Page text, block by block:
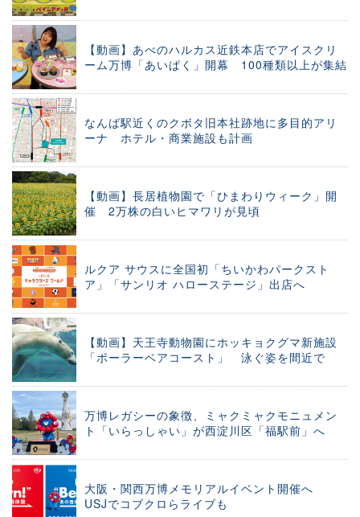
【動画】あべのハルカス近鉄本店でアイスクリ
ーム万博「あいぱく」開幕 100種類以上が集結
なんば駅近くのクボタ旧本社跡地に多目的アリ
ーナ ホテル・商業施設も計画
【動画】長居植物園で「ひまわりウィーク」開
催 2万株の白いヒマワリが見頃
ルクア サウスに全国初「ちいかわパークスト
ア」「サンリオ ハローステージ」出店へ
【動画】天王寺動物園にホッキョクグマ新施設
「ポーラーベアコースト」 泳ぐ姿を間近で
万博レガシーの象徴、ミャクミャクモニュメン
ト「いらっしゃい」が西淀川区「福駅前」へ
大阪・関西万博メモリアルイベント開催へ
USJでコブクロらライブも